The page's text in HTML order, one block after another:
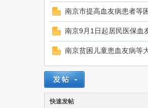
南京市提高血友病患者等
南京9月1日起居民医保血
南京贫困儿童患血友病等
快速发帖